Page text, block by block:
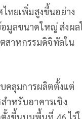
ทยเพิ่มสูงขึ้นอย่าง
อมูลขนาดใหญ่ ส่งผล
สาหกรรมดิจิทัลใน
คลุมการผลิตตั้งแต่
ำหรับอาคารเชิง
งขึ้นบนพื้นที่ 46 ไร่